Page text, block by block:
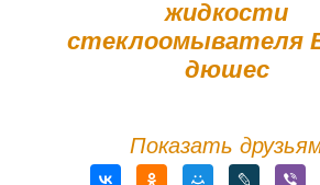
жидкости
стеклоомывателя
дюшес
Показать